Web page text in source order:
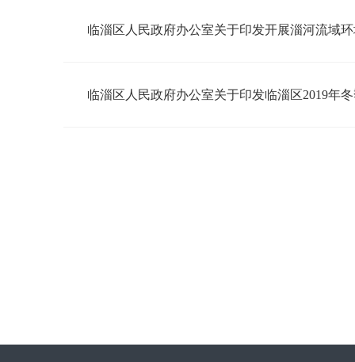
临淄区人民政府办公室关于印发临淄区2019年